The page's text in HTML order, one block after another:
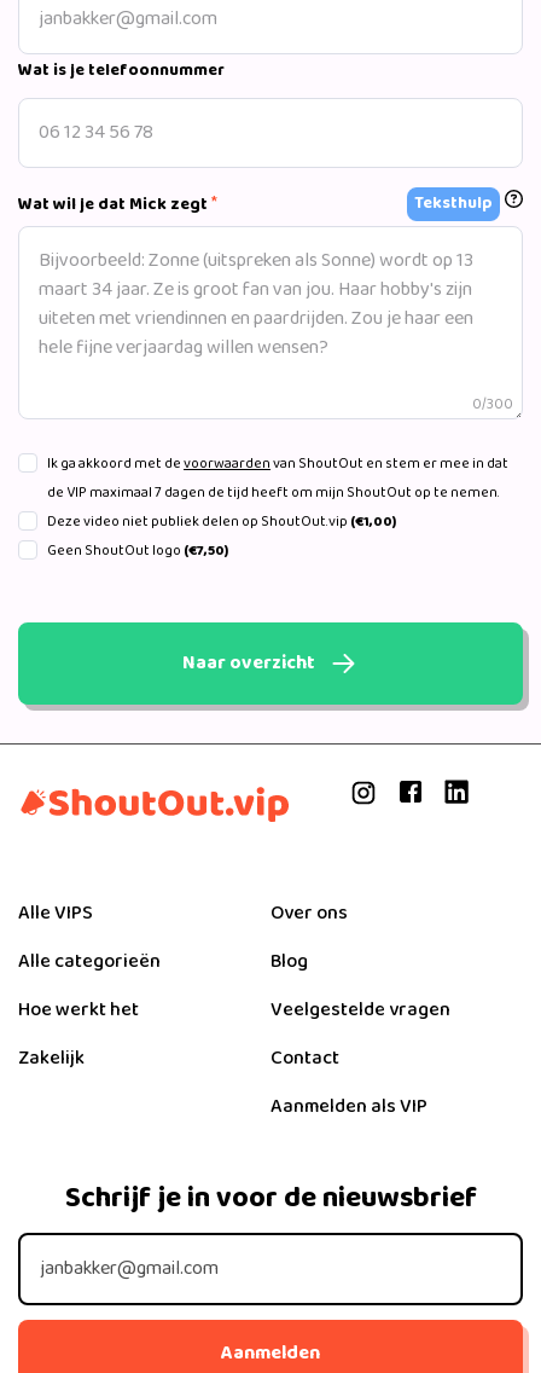
Wat is je telefoonnummer
Wat wil je dat Mick zegt* Teksthulp
0/300
Ik ga akkoord met devoorwaardenvan ShoutOut en stem er mee in dat
de VIP maximaal 7 dagen de tijd heeft om mijn ShoutOut op te nemen.
Deze video niet publiek delen op ShoutOut.vip (€1,00)
Geen ShoutOut logo (€7,50)
Naar overzicht
Alle VIPS
Alle categorieën
Hoe werkt het
Zakelijk
Over ons
Blog
Veelgestelde vragen
Contact
Aanmelden als VIP
Schrijf je in voor de nieuwsbrief
Aanmelden